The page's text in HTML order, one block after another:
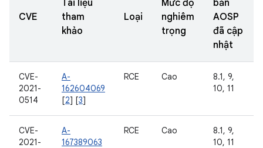
CVE
Tài liệu
tham
khảo
Loại
Mức độ
nghiêm
trọng
bản
AOSP
đã cập
nhật
CVE-
2021-
0514
A-
162604069
[2] [3]
RCE Cao
8.1, 9,
10, 11
CVE-
2021-
A-
167389063
RCE Cao
8.1, 9,
10, 11